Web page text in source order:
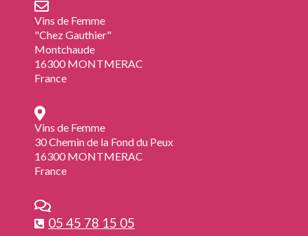
Vins de Femme
"Chez Gauthier"
Montchaude
16300 MONTMERAC
France
Vins de Femme
30 Chemin de la Fond du Peux
16300 MONTMERAC
France
05 45 78 15 05